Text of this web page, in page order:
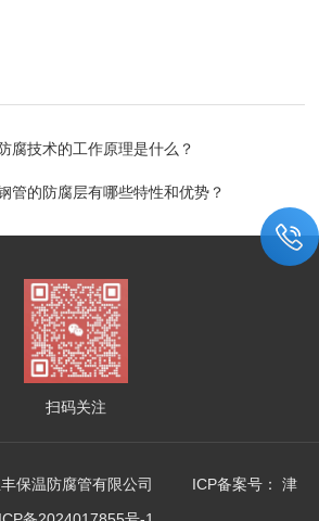
腐技术的工作原理是什么？
管的防腐层有哪些特性和优势？
扫码关注
丰保温防腐管有限公司 ICP备案号：津